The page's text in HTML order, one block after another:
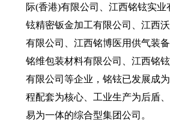
际(香港)有限公司、江西铭铉实业
铉精密钣金加工有限公司、江西
有限公司、江西铭博医用供气装
铭维包装材料有限公司、江西铭
有限公司等企业，铭铉已发展成
程配套为核心、工业生产为后盾
易为一体的综合型集团公司。